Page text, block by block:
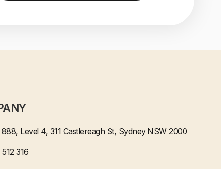
888, Level 4, 311 Castlereagh St, Sydney NSW 2000
316